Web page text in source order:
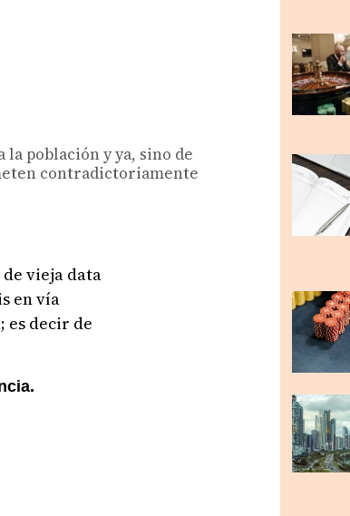
población y ya, sino de
contradictoriamente
vieja data
en vía
es decir de